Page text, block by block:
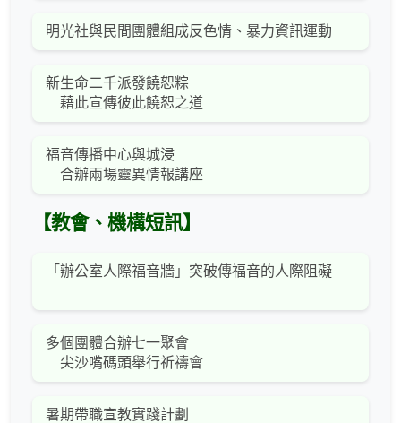
明光社與民間團體組成反色情、暴力資訊運動
新生命二千派發饒恕粽
藉此宣傳彼此饒恕之道
福音傳播中心與城浸
合辦兩場靈異情報講座
【教會、機構短訊】
「辦公室人際福音牆」突破傳福音的人際阻礙
多個團體合辦七一聚會
尖沙嘴碼頭舉行祈禱會
暑期帶職宣教實踐計劃